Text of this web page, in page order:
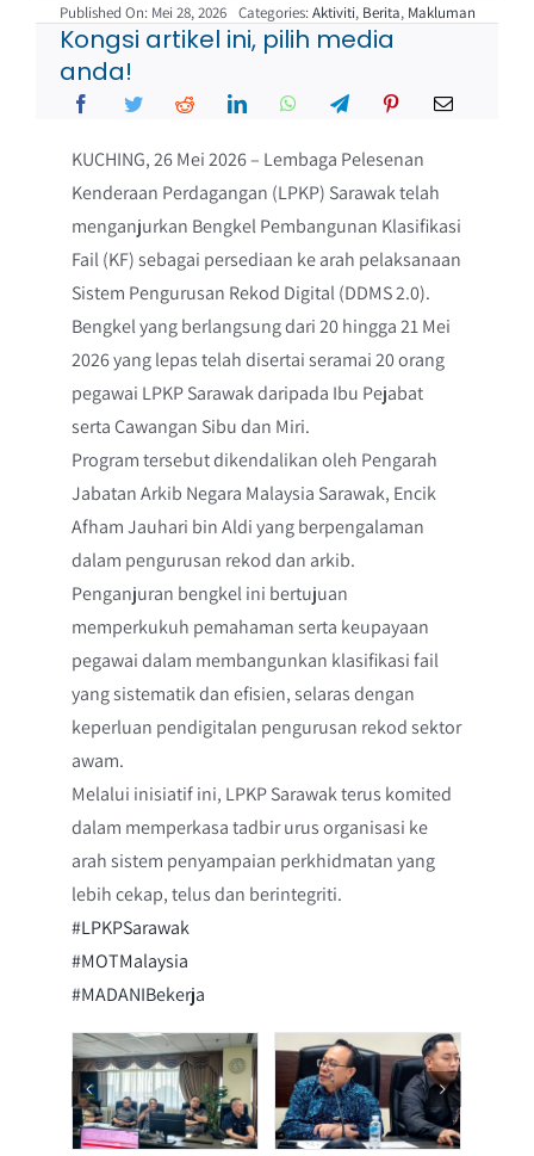
Published On: Mei 28, 2026 Categories:Aktiviti, Berita, Makluman
Kongsi artikel ini, pilih media
anda!
KUCHING, 26 Mei 2026 – Lembaga Pelesenan
Kenderaan Perdagangan (LPKP) Sarawak telah
menganjurkan Bengkel Pembangunan Klasifikasi
Fail (KF) sebagai persediaan ke arah pelaksanaan
Sistem Pengurusan Rekod Digital (DDMS 2.0).
Bengkel yang berlangsung dari 20 hingga 21 Mei
2026 yang lepas telah disertai seramai 20 orang
pegawai LPKP Sarawak daripada Ibu Pejabat
serta Cawangan Sibu dan Miri.
Program tersebut dikendalikan oleh Pengarah
Jabatan Arkib Negara Malaysia Sarawak, Encik
Afham Jauhari bin Aldi yang berpengalaman
dalam pengurusan rekod dan arkib.
Penganjuran bengkel ini bertujuan
memperkukuh pemahaman serta keupayaan
pegawai dalam membangunkan klasifikasi fail
yang sistematik dan efisien, selaras dengan
keperluan pendigitalan pengurusan rekod sektor
awam.
Melalui inisiatif ini, LPKP Sarawak terus komited
dalam memperkasa tadbir urus organisasi ke
arah sistem penyampaian perkhidmatan yang
lebih cekap, telus dan berintegriti.
#LPKPSarawak
#MOTMalaysia
#MADANIBekerja